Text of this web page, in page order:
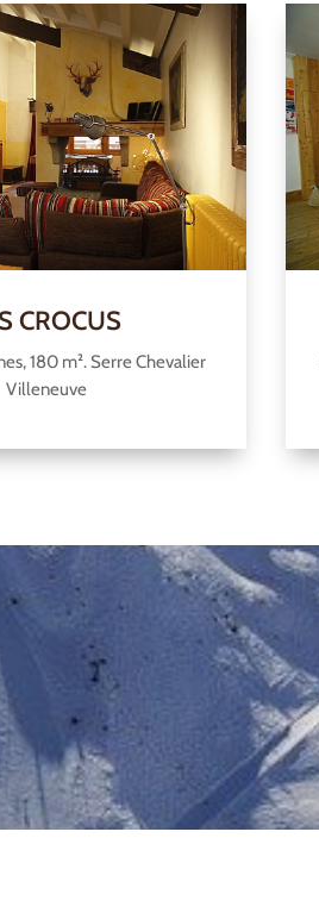
CROCUS
180 m². Serre Chevalier
Villeneuve